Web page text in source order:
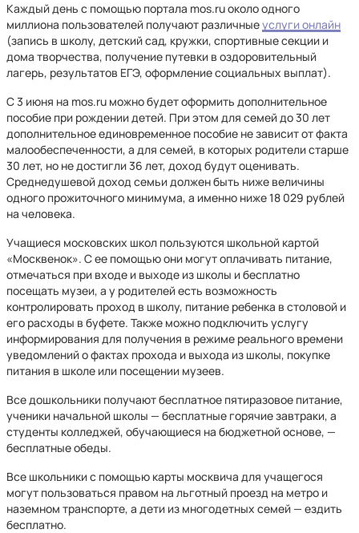
Каждый день с помощью портала mos.ru около одного
миллиона пользователей получают различныеуслуги онлайн
(запись в школу, детский сад, кружки, спортивные секции и
дома творчества, получение путевки в оздоровительный
лагерь, результатов ЕГЭ, оформление социальных выплат).
С 3 июня на mos.ru можно будет оформить дополнительное
пособие при рождении детей. При этом для семей до 30 лет
дополнительное единовременное пособие не зависит от факта
малообеспеченности, а для семей, в которых родители старше
30 лет, но не достигли 36 лет, доход будут оценивать.
Среднедушевой доход семьи должен быть ниже величины
одного прожиточного минимума, а именно ниже 18 029 рублей
на человека.
Учащиеся московских школ пользуются школьной картой
«Москвенок». С ее помощью они могут оплачивать питание,
отмечаться при входе и выходе из школы и бесплатно
посещать музеи, а у родителей есть возможность
контролировать проход в школу, питание ребенка в столовой и
его расходы в буфете. Также можно подключить услугу
информирования для получения в режиме реального времени
уведомлений о фактах прохода и выхода из школы, покупке
питания в школе или посещении музеев.
Все дошкольники получают бесплатное пятиразовое питание,
ученики начальной школы — бесплатные горячие завтраки, а
студенты колледжей, обучающиеся на бюджетной основе, —
бесплатные обеды.
Все школьники с помощью карты москвича для учащегося
могут пользоваться правом на льготный проезд на метро и
наземном транспорте, а дети из многодетных семей — ездить
бесплатно.